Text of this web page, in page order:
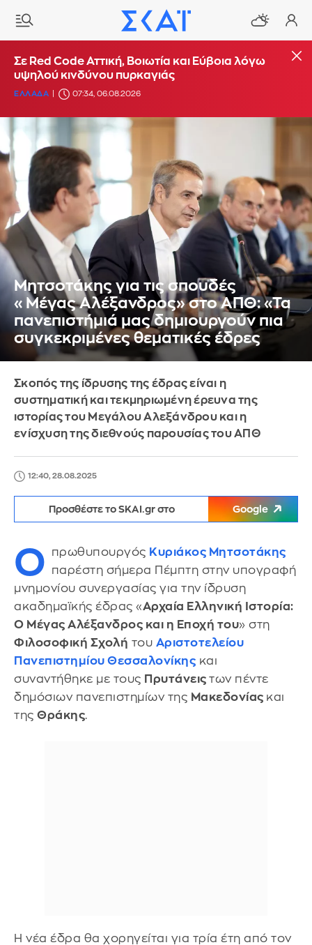
Σε Red Code Αττική, Βοιωτία και Εύβοια λόγω
υψηλού κινδύνου πυρκαγιάς
ΕΛΛΑΔΑ 07:34, 06.08.2026
Μητσοτάκης για τις σπουδές
«Μέγας Αλέξανδρος» στο ΑΠΘ: «Τα
πανεπιστήμιά μας δημιουργούν πια
συγκεκριμένες θεματικές έδρες
Σκοπός της ίδρυσης της έδρας είναι η
συστηματική και τεκμηριωμένη έρευνα της
ιστορίας του Μεγάλου Αλεξάνδρου και η
ενίσχυση της διεθνούς παρουσίας του ΑΠΘ
12:40, 28.08.2025
Προσθέστε το SKAI.gr στο Google
Ο πρωθυπουργός Κυριάκος Μητσοτάκης
παρέστη σήμερα Πέμπτη στην υπογραφή
μνημονίου συνεργασίας για την ίδρυση
ακαδημαϊκής έδρας «Αρχαία Ελληνική Ιστορία:
Ο Μέγας Αλέξανδρος και η Εποχή του» στη
Φιλοσοφική Σχολή του Αριστοτελείου
Πανεπιστημίου Θεσσαλονίκης και
συναντήθηκε με τους Πρυτάνεις των πέντε
δημόσιων πανεπιστημίων της Μακεδονίας και
της Θράκης.
Η νέα έδρα θα χορηγείται για τρία έτη από τον